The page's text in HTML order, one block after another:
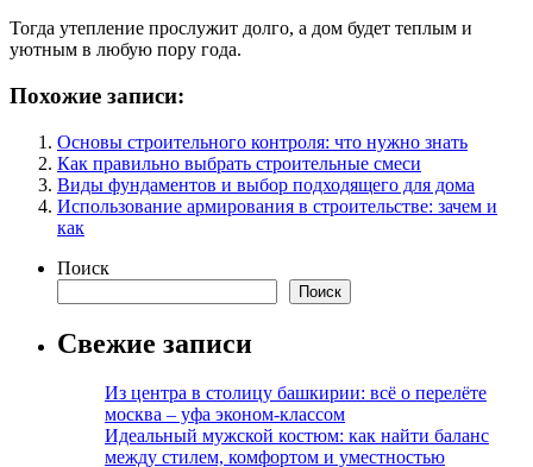
Тогда утепление прослужит долго, а дом будет теплым и
уютным в любую пору года.
Похожие записи:
Основы строительного контроля: что нужно знать
Как правильно выбрать строительные смеси
Виды фундаментов и выбор подходящего для дома
Использование армирования в строительстве: зачем и
как
Поиск
Поиск
Свежие записи
Из центра в столицу башкирии: всё о перелёте
москва – уфа эконом-классом
Идеальный мужской костюм: как найти баланс
между стилем, комфортом и уместностью